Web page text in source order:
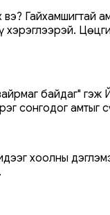
Гайхамшигтай
байдаг"
сонгодог амтыг
хоолны